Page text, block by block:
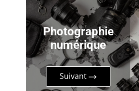
Photographie
numérique
Suivant